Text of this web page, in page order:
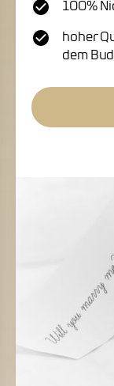
100%
hoher
dem